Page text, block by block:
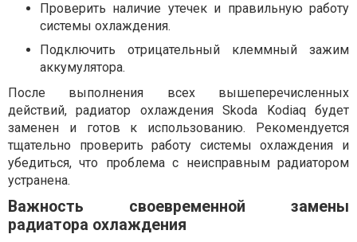
Проверить наличие утечек и правильную работу
системы охлаждения.
Подключить отрицательный клеммный зажим
аккумулятора.
После выполнения всех вышеперечисленных
действий, радиатор охлаждения Skoda Kodiaq будет
заменен и готов к использованию. Рекомендуется
тщательно проверить работу системы охлаждения и
убедиться, что проблема с неисправным радиатором
устранена.
Важность своевременной замены
радиатора охлаждения